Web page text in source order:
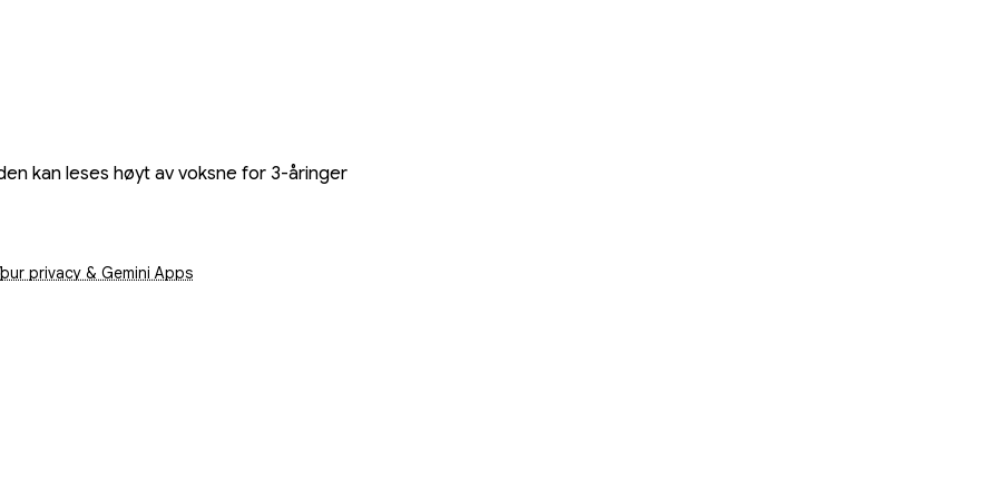
kan leses høyt av voksne for 3-åringer
privacy & Gemini Apps
in a new window